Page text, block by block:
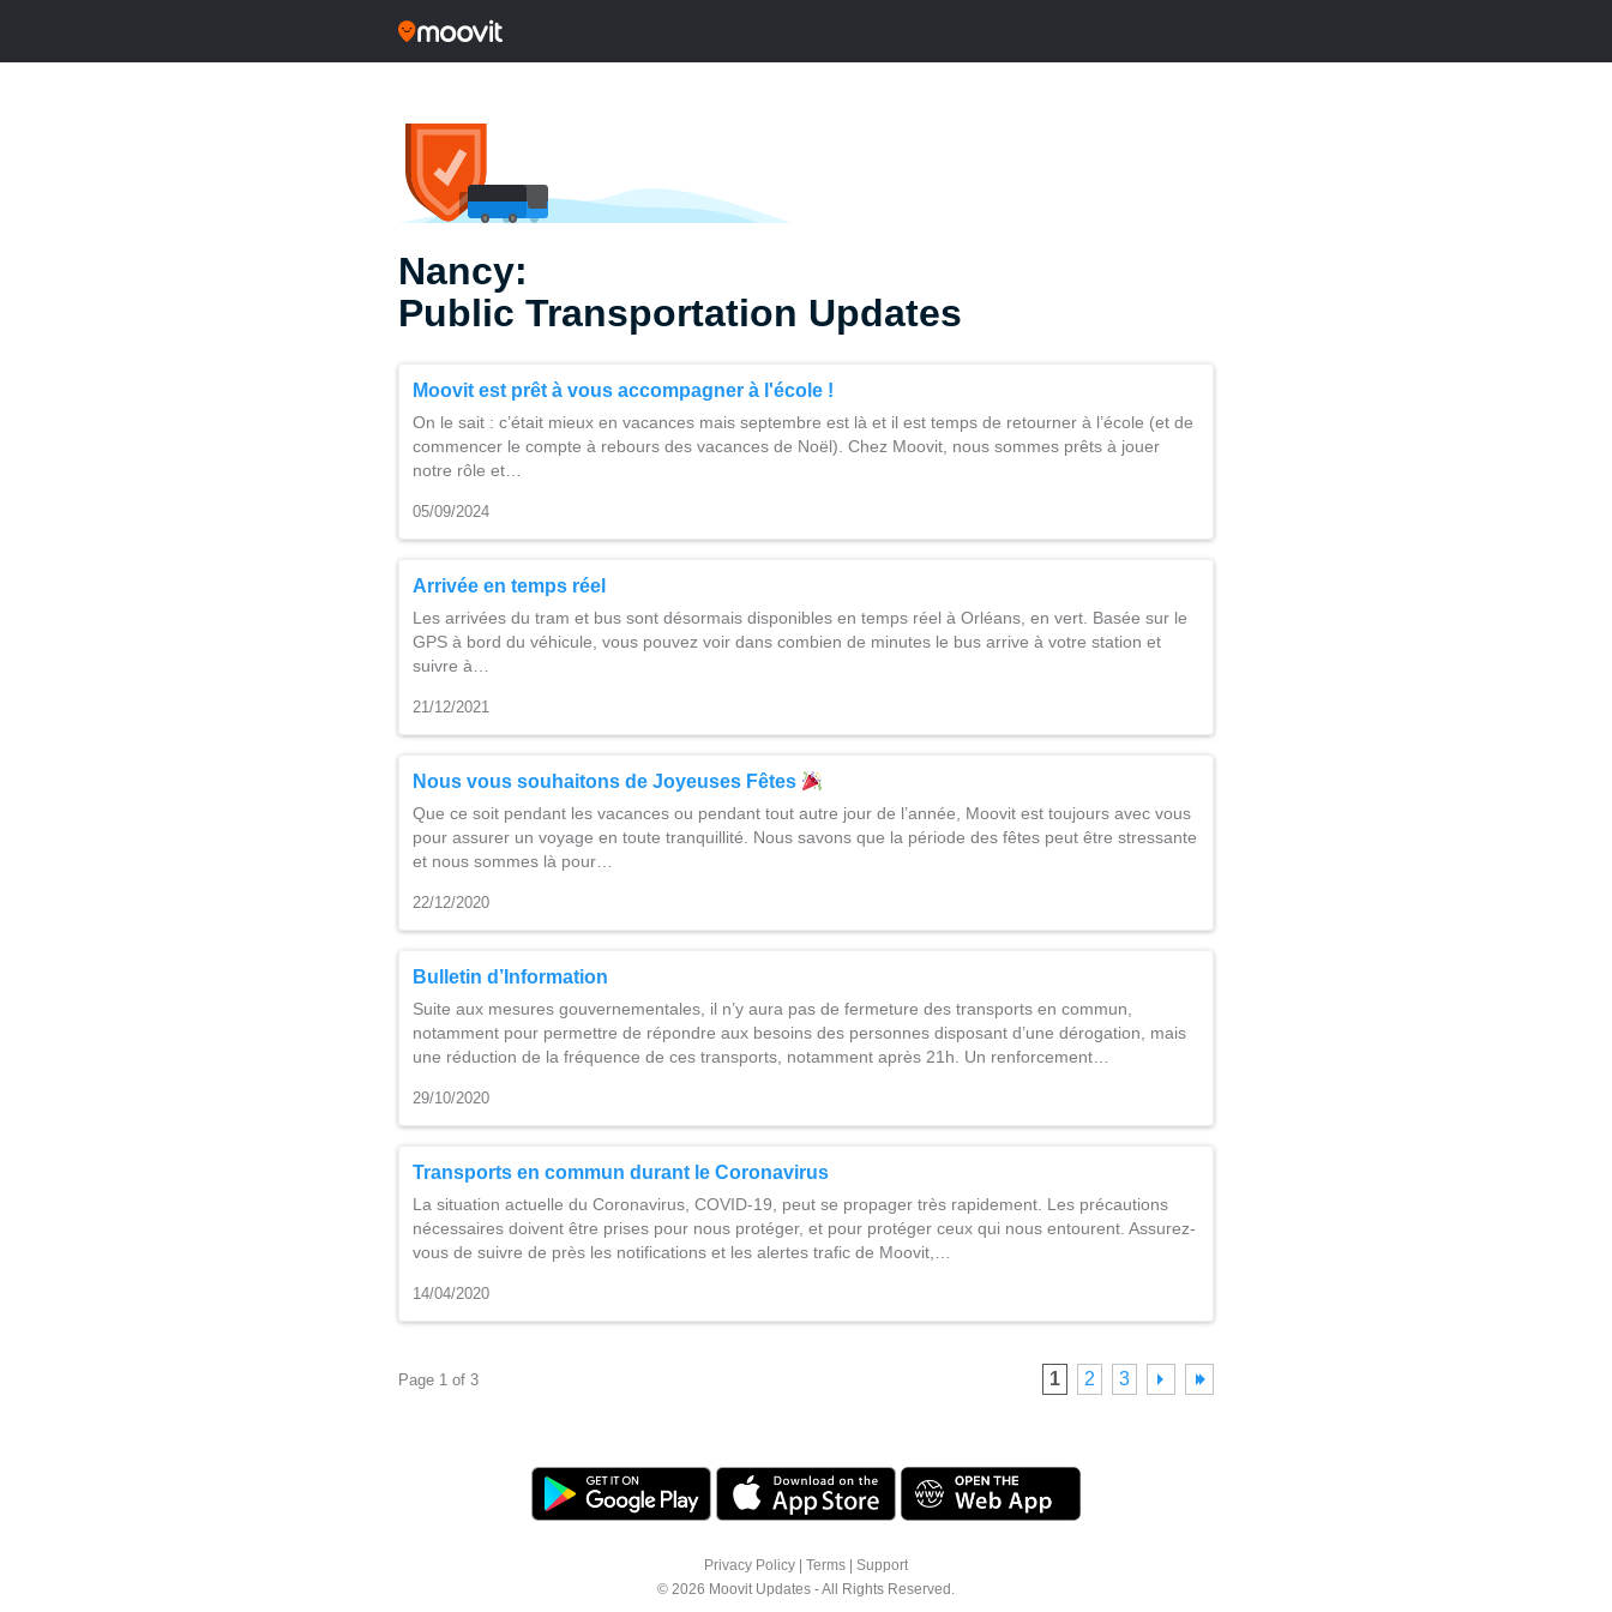
Nancy:
Public Transportation Updates
Moovit est prêt à vous accompagner à l'école !
On le sait : c’était mieux en vacances mais septembre est là et il est temps de retourner à l’école (et de
commencer le compte à rebours des vacances de Noël). Chez Moovit, nous sommes prêts à jouer
notre rôle et…
05/09/2024
Arrivée en temps réel
Les arrivées du tram et bus sont désormais disponibles en temps réel à Orléans, en vert. Basée sur le
GPS à bord du véhicule, vous pouvez voir dans combien de minutes le bus arrive à votre station et
suivre à…
21/12/2021
Nous vous souhaitons de Joyeuses Fêtes
Que ce soit pendant les vacances ou pendant tout autre jour de l’année, Moovit est toujours avec vous
pour assurer un voyage en toute tranquillité. Nous savons que la période des fêtes peut être stressante
et nous sommes là pour…
22/12/2020
Bulletin d’Information
Suite aux mesures gouvernementales, il n’y aura pas de fermeture des transports en commun,
notamment pour permettre de répondre aux besoins des personnes disposant d’une dérogation, mais
une réduction de la fréquence de ces transports, notamment après 21h. Un renforcement…
29/10/2020
Transports en commun durant le Coronavirus
La situation actuelle du Coronavirus, COVID-19, peut se propager très rapidement. Les précautions
nécessaires doivent être prises pour nous protéger, et pour protéger ceux qui nous entourent. Assurez-
vous de suivre de près les notifications et les alertes trafic de Moovit,…
14/04/2020
Page 1 of 3 1 2 3
Privacy Policy Terms
Support
© 2026 Moovit Updates - All Rights Reserved.